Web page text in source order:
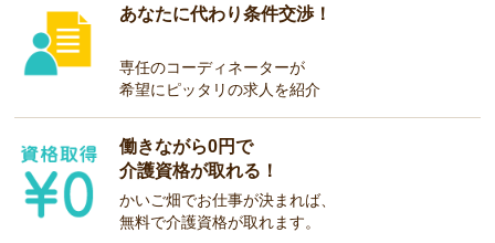
あなたに代わり条件交渉！
専任のコーディネーターが
希望にピッタリの求人を紹介
働きながら0円で
介護資格が取れる！
かいご畑でお仕事が決まれば、
無料で介護資格が取れます。